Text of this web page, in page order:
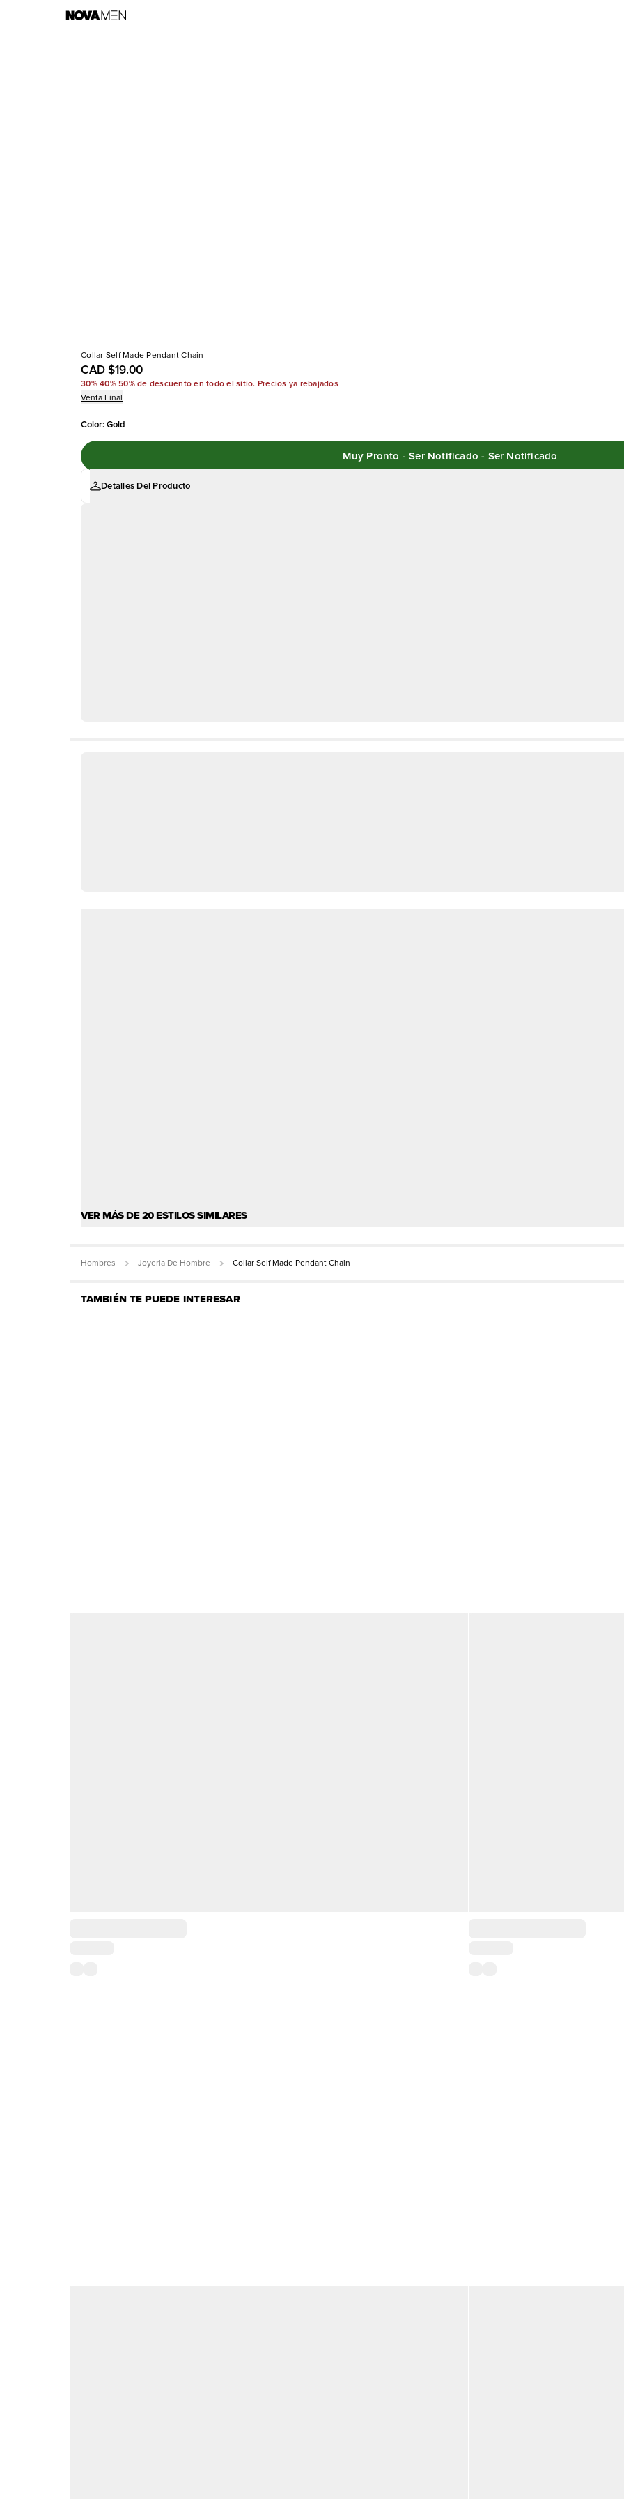
Collar Self Made Pendant Chain
CAD $19.00
30% 40% 50% de descuento en todo el sitio. Precios ya rebajados
Venta Final
Color:Gold
Muy Pronto - Ser Notificado - Ser Notificado
Detalles Del Producto
VER MÁS DE 20 ESTILOS SIMILARES
Hombres Joyeria De Hombre Collar Self Made Pendant Chain
TAMBIÉN TE PUEDE INTERESAR